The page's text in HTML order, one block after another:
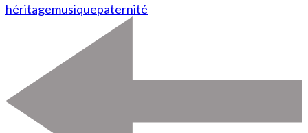
héritagemusiquepaternité